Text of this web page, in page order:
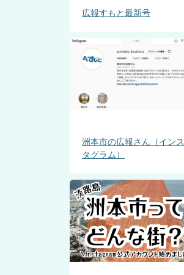
広報すもと最新号
洲本市の広報さん（インス
タグラム）